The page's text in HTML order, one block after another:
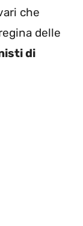
che
delle
di